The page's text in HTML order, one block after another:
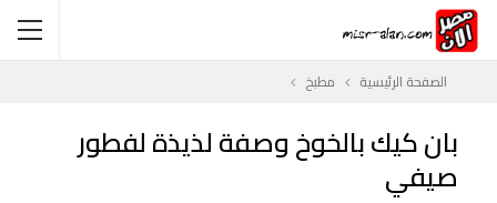
الصفحة الرئيسية مطبخ
بان كيك بالخوخ وصفة لذيذة لفطور
صيفي